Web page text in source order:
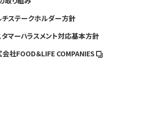
チステークホルダー方針
マーハラスメント対応基本方針
会社FOOD＆LIFE COMPANIES